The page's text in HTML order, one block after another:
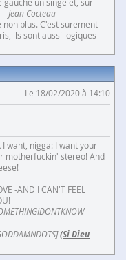
Jean Cocteau
plus. C'est surement
ils sont aussi logiques
Le 18/02/2020 à 14:10
want, nigga: I want your
motherfuckin' stereo! And
-AND I CAN'T FEEL
(Si Dieu